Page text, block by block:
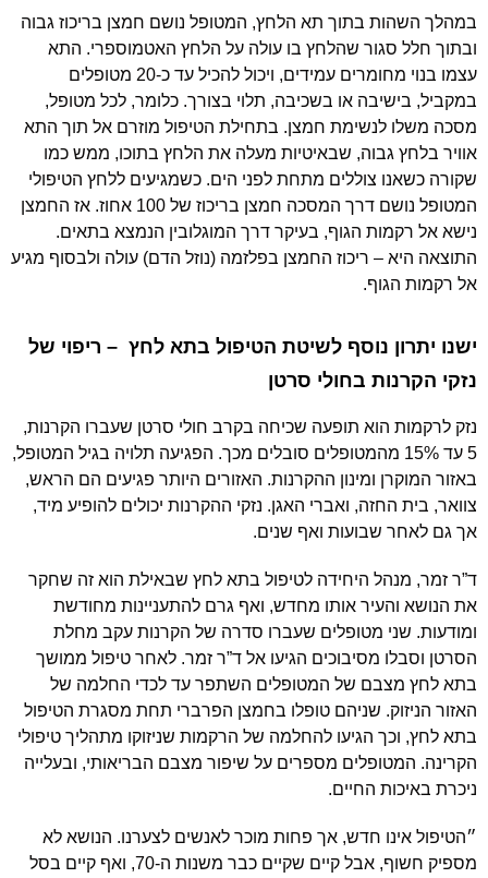
במהלך השהות בתוך תא הלחץ, המטופל נושם חמצן בריכוז גבוה
ובתוך חלל סגור שהלחץ בו עולה על הלחץ האטמוספרי. התא
עצמו בנוי מחומרים עמידים, ויכול להכיל עד כ-20 מטופלים
במקביל, בישיבה או בשכיבה, תלוי בצורך. כלומר, לכל מטופל,
מסכה משלו לנשימת חמצן. בתחילת הטיפול מוזרם אל תוך התא
אוויר בלחץ גבוה, שבאיטיות מעלה את הלחץ בתוכו, ממש כמו
שקורה כשאנו צוללים מתחת לפני הים. כשמגיעים ללחץ הטיפולי
המטופל נושם דרך המסכה חמצן בריכוז של 100 אחוז. אז החמצן
נישא אל רקמות הגוף, בעיקר דרך המוגלובין הנמצא בתאים.
התוצאה היא – ריכוז החמצן בפלזמה (נוזל הדם) עולה ולבסוף מגיע
אל רקמות הגוף.
ישנו יתרון נוסף לשיטת הטיפול בתא לחץ – ריפוי של
נזקי הקרנות בחולי סרטן
נזק לרקמות הוא תופעה שכיחה בקרב חולי סרטן שעברו הקרנות,
5 עד 15% מהמטופלים סובלים מכך. הפגיעה תלויה בגיל המטופל,
באזור המוקרן ומינון ההקרנות. האזורים היותר פגיעים הם הראש,
צוואר, בית החזה, ואברי האגן. נזקי ההקרנות יכולים להופיע מיד,
אך גם לאחר שבועות ואף שנים.
ד”ר זמר, מנהל היחידה לטיפול בתא לחץ שבאילת הוא זה שחקר
את הנושא והעיר אותו מחדש, ואף גרם להתעניינות מחודשת
ומודעות. שני מטופלים שעברו סדרה של הקרנות עקב מחלת
הסרטן וסבלו מסיבוכים הגיעו אל ד”ר זמר. לאחר טיפול ממושך
בתא לחץ מצבם של המטופלים השתפר עד לכדי החלמה של
האזור הניזוק. שניהם טופלו בחמצן הפרברי תחת מסגרת הטיפול
בתא לחץ, וכך הגיעו להחלמה של הרקמות שניזוקו מתהליך טיפולי
הקרינה. המטופלים מספרים על שיפור מצבם הבריאותי, ובעלייה
ניכרת באיכות החיים.
״הטיפול אינו חדש, אך פחות מוכר לאנשים לצערנו. הנושא לא
מספיק חשוף, אבל קיים שקיים כבר משנות ה-70, ואף קיים בסל